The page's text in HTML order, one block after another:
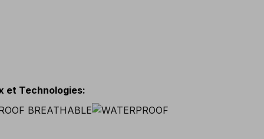
et Technologies: